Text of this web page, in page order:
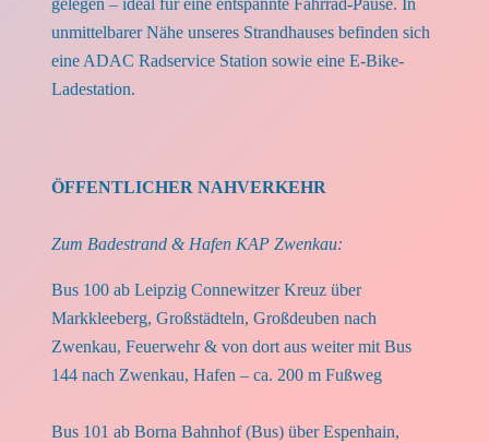
unmittelbarer Nähe unseres Strandhauses befinden sich
eine ADAC Radservice Station sowie eine E-Bike-
Ladestation.
ÖFFENTLICHER NAHVERKEHR
Zum Badestrand & Hafen KAP Zwenkau:
Bus 100 ab Leipzig Connewitzer Kreuz über
Markkleeberg, Großstädteln, Großdeuben nach
Zwenkau, Feuerwehr & von dort aus weiter mit Bus
144 nach Zwenkau, Hafen – ca. 200 m Fußweg
Bus 101 ab Borna Bahnhof (Bus) über Espenhain,